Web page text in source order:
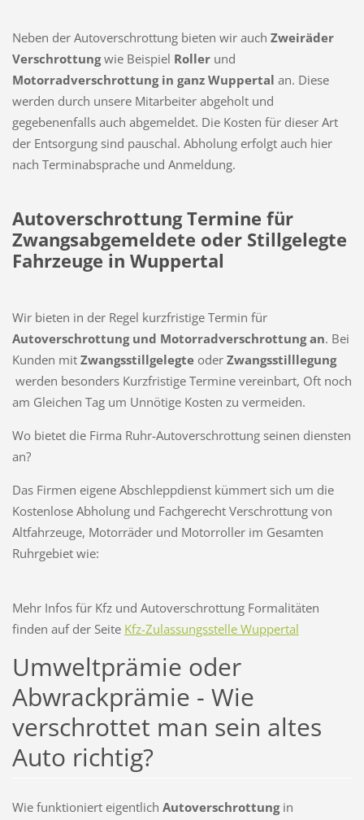
Neben der Autoverschrottung bieten wir auch Zweiräder
Verschrottungwie Beispiel Rollerund
Motorradverschrottung in ganz Wuppertal an. Diese
werden durch unsere Mitarbeiter abgeholt und
gegebenenfalls auch abgemeldet. Die Kosten für dieser Art
der Entsorgung sind pauschal. Abholung erfolgt auch hier
nach Terminabsprache und Anmeldung.
Autoverschrottung Termine für
Zwangsabgemeldete oder Stillgelegte
Fahrzeuge in Wuppertal
Wir bieten in der Regel kurzfristige Termin für
Autoverschrottung und Motorradverschrottung an. Bei
Kunden mit Zwangsstillgelegteoder Zwangsstilllegung
werden besonders Kurzfristige Termine vereinbart, Oft noch
am Gleichen Tag um Unnötige Kosten zu vermeiden.
Wo bietet die Firma Ruhr-Autoverschrottung seinen diensten
an?
Das Firmen eigene Abschleppdienst kümmert sich um die
Kostenlose Abholung und Fachgerecht Verschrottung von
Altfahrzeuge, Motorräder und Motorroller im Gesamten
Ruhrgebiet wie:
Mehr Infos für Kfz und Autoverschrottung Formalitäten
finden auf der Seite Kfz-Zulassungsstelle Wuppertal
Umweltprämie oder
Abwrackprämie - Wie
verschrottet man sein altes
Auto richtig?
Wie funktioniert eigentlich Autoverschrottung in